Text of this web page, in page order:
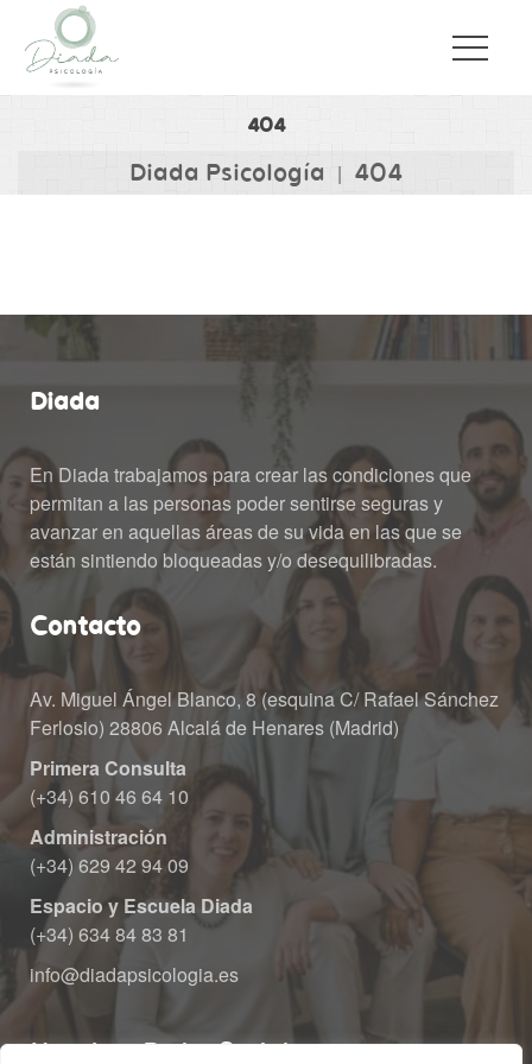
404
Diada Psicología | 404
Diada
En Diada trabajamos para crear las condiciones que
permitan a las personas poder sentirse seguras y
avanzar en aquellas áreas de su vida en las que se
están sintiendo bloqueadas y/o desequilibradas.
Contacto
Av. Miguel Ángel Blanco, 8 (esquina C/ Rafael Sánchez
Ferlosio) 28806 Alcalá de Henares (Madrid)
Primera Consulta
(+34) 610 46 64 10
Administración
(+34) 629 42 94 09
Espacio y Escuela Diada
(+34) 634 84 83 81
info@diadapsicologia.e
Nuestras Redes Sociale